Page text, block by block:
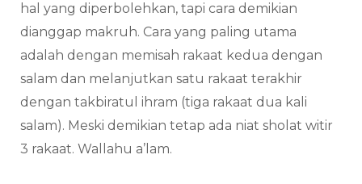
hal yang diperbolehkan, tapi cara demikian
dianggap makruh. Cara yang paling utama
adalah dengan memisah rakaat kedua dengan
salam dan melanjutkan satu rakaat terakhir
dengan takbiratul ihram (tiga rakaat dua kali
salam). Meski demikian tetap ada niat sholat witir
3 rakaat. Wallahu a’lam.